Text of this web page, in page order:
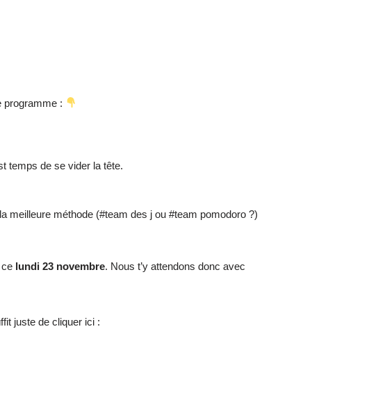
programme :
temps de se vider la tête.
meilleure méthode (#team des j ou #team pomodoro ?)
lundi 23 novembre. Nous t’y attendons donc avec
juste de cliquer ici :